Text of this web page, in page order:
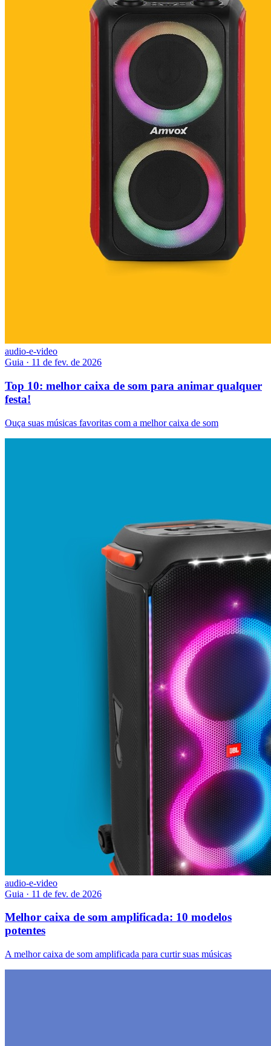
audio-e-video
Guia · 11 de fev. de 2026
Top 10: melhor caixa de som para animar qualquer
festa!
Ouça suas músicas favoritas com a melhor caixa de som
audio-e-video
Guia · 11 de fev. de 2026
Melhor caixa de som amplificada: 10 modelos
potentes
A melhor caixa de som amplificada para curtir suas músicas